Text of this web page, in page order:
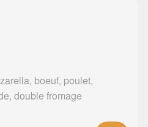
boeuf, poulet,
double fromage